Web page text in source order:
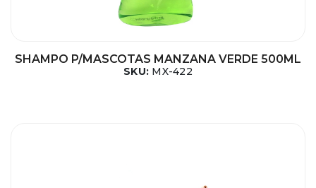
SHAMPO P/MASCOTAS MANZANA VERDE 500ML
SKU: MX-422